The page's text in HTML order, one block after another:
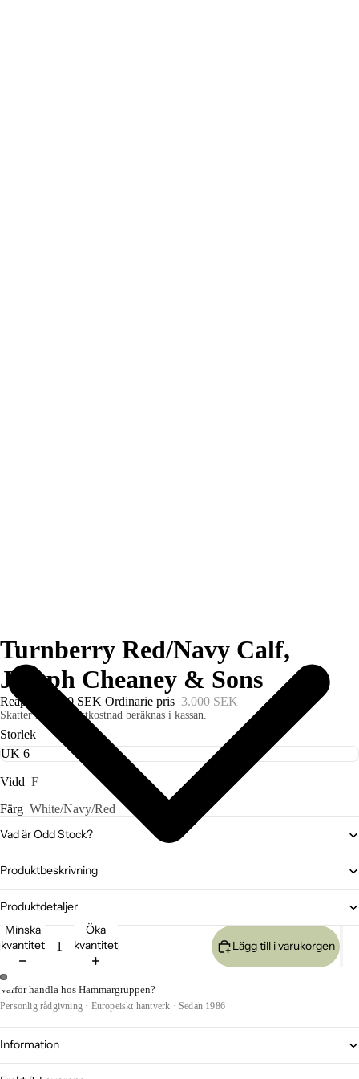
Turnberry Red/Navy Calf,
Joseph Cheaney & Sons
Reapris 2.400 SEK Ordinarie pris 3.000 SEK
Skatter ingår. Fraktkostnad beräknas i kassan.
Storlek
Vidd F
Färg White/Navy/Red
Vad är Odd Stock?
Produktbeskrivning
Produktdetaljer
Minska
kvantitet
Öka
kvantitet
Lägg till i varukorgen
Varför handla hos Hammargruppen?
Personlig rådgivning · Europeiskt hantverk · Sedan 1986
Information